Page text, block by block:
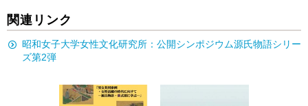
関連リンク
昭和女子大学女性文化研究所：公開シンポジウム源氏物語シリー
ズ第2弾